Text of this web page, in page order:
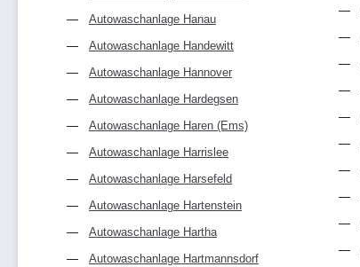
Autowaschanlage Hanau
Autowaschanlage Handewitt
Autowaschanlage Hannover
Autowaschanlage Hardegsen
Autowaschanlage Haren (Ems)
Autowaschanlage Harrislee
Autowaschanlage Harsefeld
Autowaschanlage Hartenstein
Autowaschanlage Hartha
Autowaschanlage Hartmannsdorf